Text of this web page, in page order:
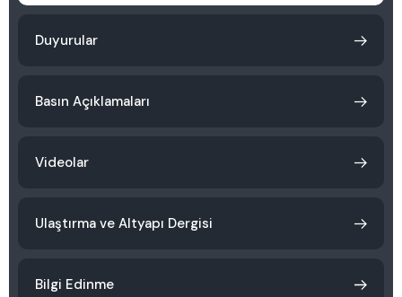
Duyurular
Basın Açıklamaları
Videolar
Ulaştırma ve Altyapı Dergisi
Bilgi Edinme